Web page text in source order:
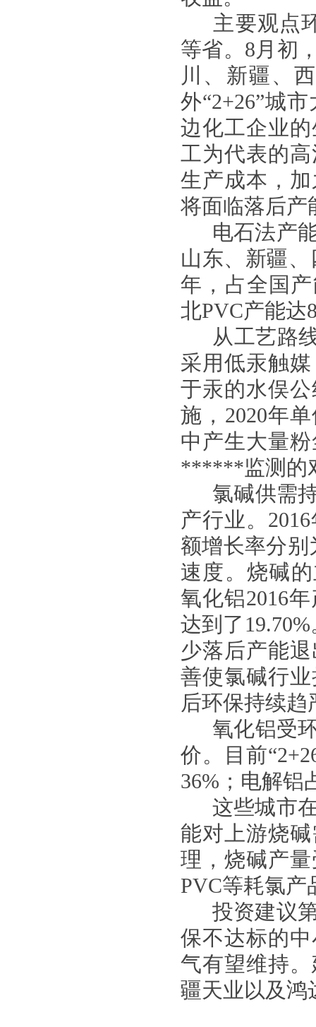
主要观点
等省。 8月初
川、新疆、
外“2+26”城
边化工企业
工为代表的
生产成本，
将面临落后产
电石法产
山东、新疆
年，占全国
北PVC产能达
从工艺路
采用低汞触
于汞的水俣
施，2020年
中产生大量
******监测的
氯碱供需
产行业。
额增长率分别
速度。烧碱
氧化铝2016
达到了
少落后产能
善使氯碱行
后环保持续
氧化铝受
价。目前
36%；电解铝
这些城市
能对上游烧
理，烧碱产
PVC等耗氯
投资建议
保不达标的
气有望维持
疆天业以及鸿